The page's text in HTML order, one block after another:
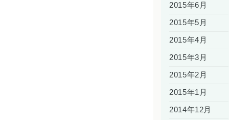
2015年6月
2015年5月
2015年4月
2015年3月
2015年2月
2015年1月
2014年12月